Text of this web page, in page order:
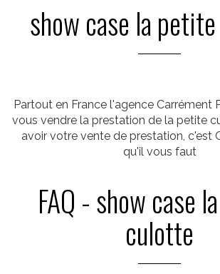
show case la
Partout en France l'agence Carrément
vous vendre la prestation de la petite
avoir votre vente de prestation, c'est
qu'il vous faut
FAQ - show case
culotte